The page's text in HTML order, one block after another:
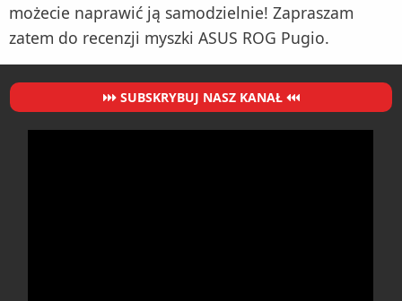
możecie naprawić ją samodzielnie! Zapraszam
zatem do recenzji myszki ASUS ROG Pugio.
SUBSKRYBUJ NASZ KANAŁ